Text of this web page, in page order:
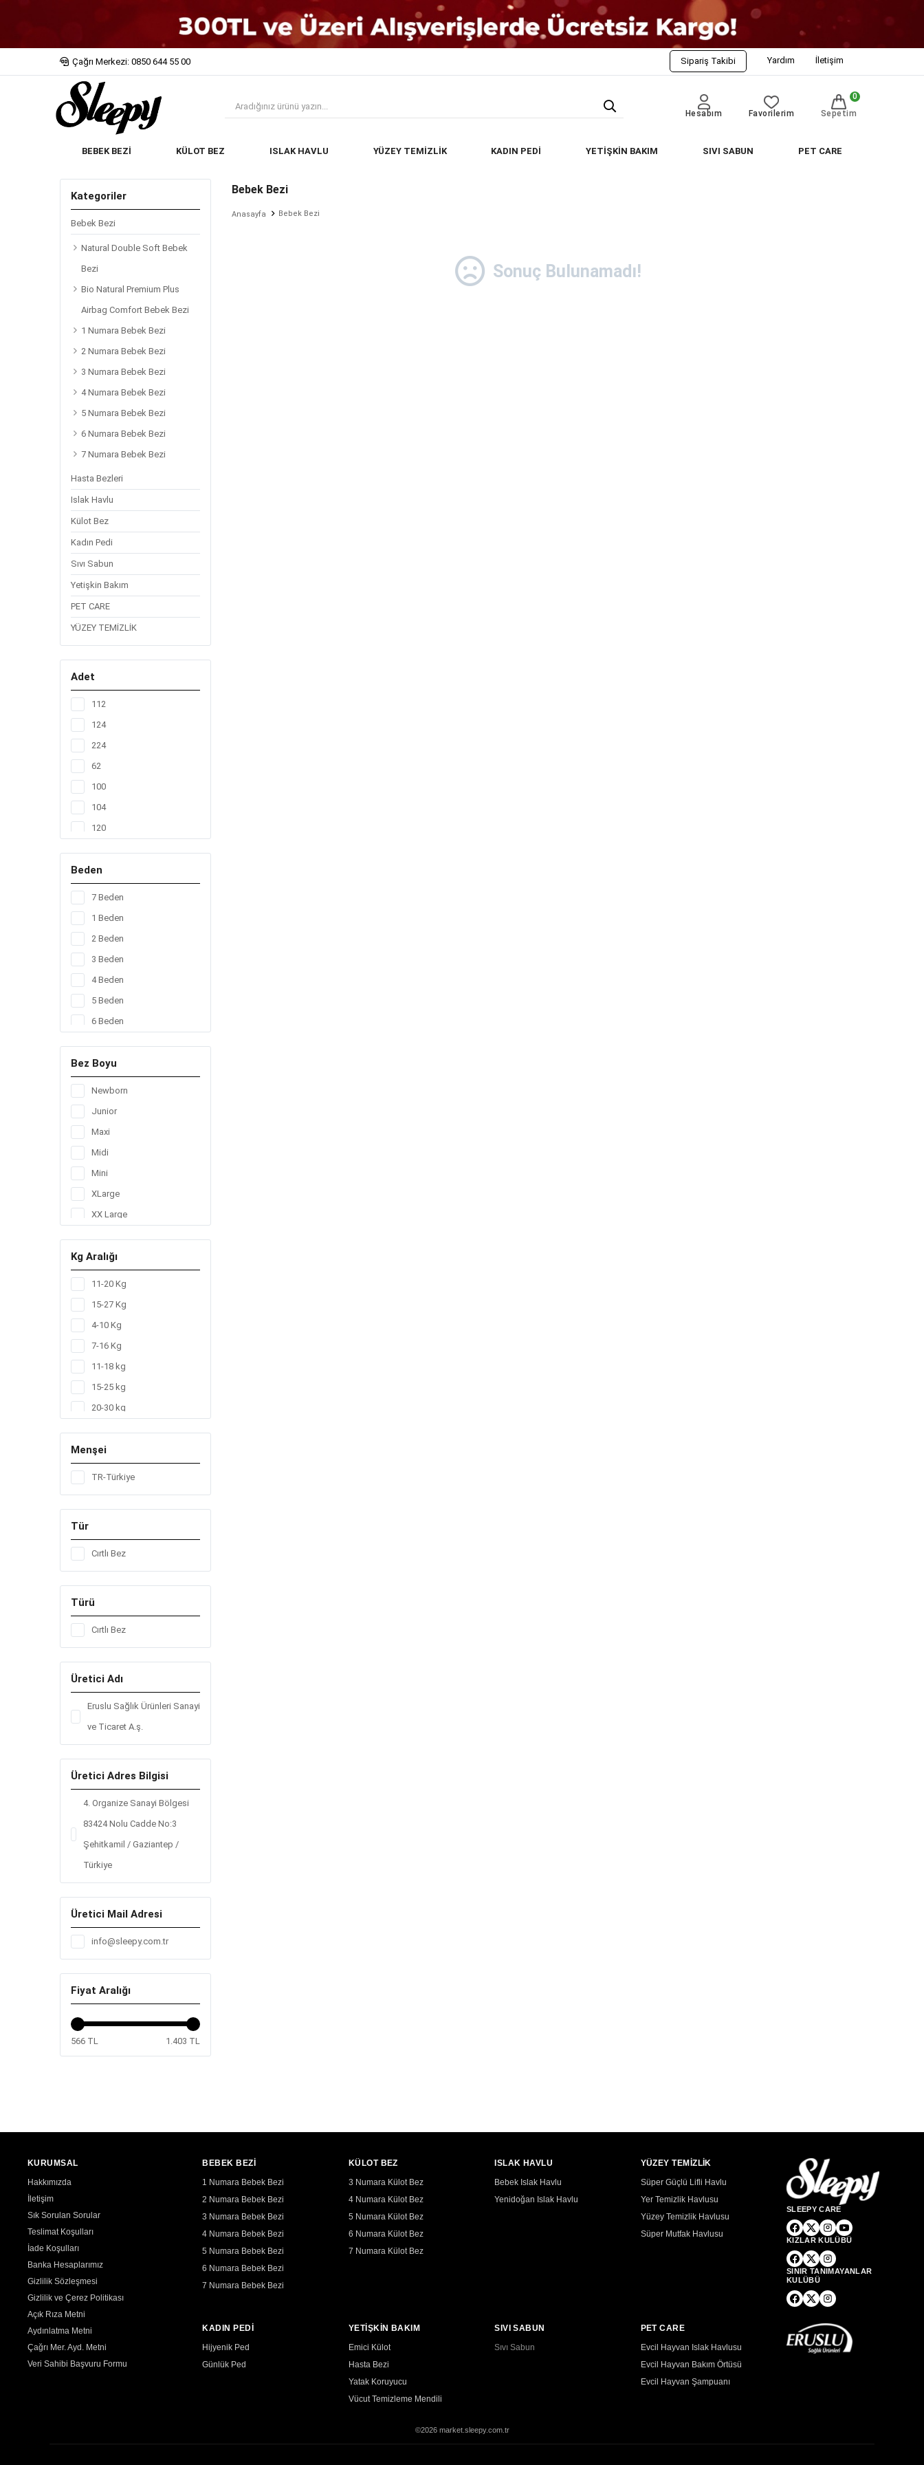
Çağrı Merkezi: 0850 644 55 00 Sipariş Takibi Yardım İletişim
Hesabım Favorilerim Sepetim
0
BEBEK BEZİ KÜLOT BEZ ISLAK HAVLU YÜZEY TEMİZLİK KADIN PEDİ YETİŞKİN BAKIM SIVI SABUN PET CARE
Kategoriler
Bebek Bezi
Natural Double Soft Bebek
Bezi
Bio Natural Premium Plus
Airbag Comfort Bebek Bezi
1 Numara Bebek Bezi
2 Numara Bebek Bezi
3 Numara Bebek Bezi
4 Numara Bebek Bezi
5 Numara Bebek Bezi
6 Numara Bebek Bezi
7 Numara Bebek Bezi
Hasta Bezleri
Islak Havlu
Külot Bez
Kadın Pedi
Sıvı Sabun
Yetişkin Bakım
PET CARE
YÜZEY TEMİZLİK
Adet
112
124
224
62
100
104
120
136
256
48
56
64
78
80
84
96
Beden
7 Beden
1 Beden
2 Beden
3 Beden
4 Beden
5 Beden
6 Beden
Bez Boyu
Newborn
Junior
Maxi
Midi
Mini
XLarge
XX Large
Kg Aralığı
11-20 Kg
15-27 Kg
4-10 Kg
7-16 Kg
11-18 kg
15-25 kg
20-30 kg
3-6 kg
Menşei
TR-Türkiye
Tür
Cırtlı Bez
Türü
Cırtlı Bez
Üretici Adı
Eruslu Sağlık Ürünleri Sanayi
ve Ticaret A.ş.
Üretici Adres Bilgisi
4. Organize Sanayi Bölgesi
83424 Nolu Cadde No:3
Şehitkamil / Gaziantep /
Türkiye
Üretici Mail Adresi
info@sleepy.com.tr
Fiyat Aralığı
566 TL 1.403 TL
Bebek Bezi
Anasayfa Bebek Bezi
Sonuç Bulunamadı!
KURUMSAL
Hakkımızda
İletişim
Sık Sorulan Sorular
Teslimat Koşulları
İade Koşulları
Banka Hesaplarımız
Gizlilik Sözleşmesi
Gizlilik ve Çerez Politikası
Açık Rıza Metni
Aydınlatma Metni
Çağrı Mer. Ayd. Metni
Veri Sahibi Başvuru Formu
BEBEK BEZİ
1 Numara Bebek Bezi
2 Numara Bebek Bezi
3 Numara Bebek Bezi
4 Numara Bebek Bezi
5 Numara Bebek Bezi
6 Numara Bebek Bezi
7 Numara Bebek Bezi
KÜLOT BEZ
3 Numara Külot Bez
4 Numara Külot Bez
5 Numara Külot Bez
6 Numara Külot Bez
7 Numara Külot Bez
ISLAK HAVLU
Bebek Islak Havlu
Yenidoğan Islak Havlu
YÜZEY TEMİZLİK
Süper Güçlü Lifli Havlu
Yer Temizlik Havlusu
Yüzey Temizlik Havlusu
Süper Mutfak Havlusu
KADIN PEDİ
Hijyenik Ped
Günlük Ped
YETİŞKİN BAKIM
Emici Külot
Hasta Bezi
Yatak Koruyucu
Vücut Temizleme Mendili
SIVI SABUN
Sıvı Sabun
PET CARE
Evcil Hayvan Islak Havlusu
Evcil Hayvan Bakım Örtüsü
Evcil Hayvan Şampuanı
SLEEPY CARE
KIZLAR KULÜBÜ
SINIR TANIMAYANLAR
KULÜBÜ
©2026 market.sleepy.com.tr